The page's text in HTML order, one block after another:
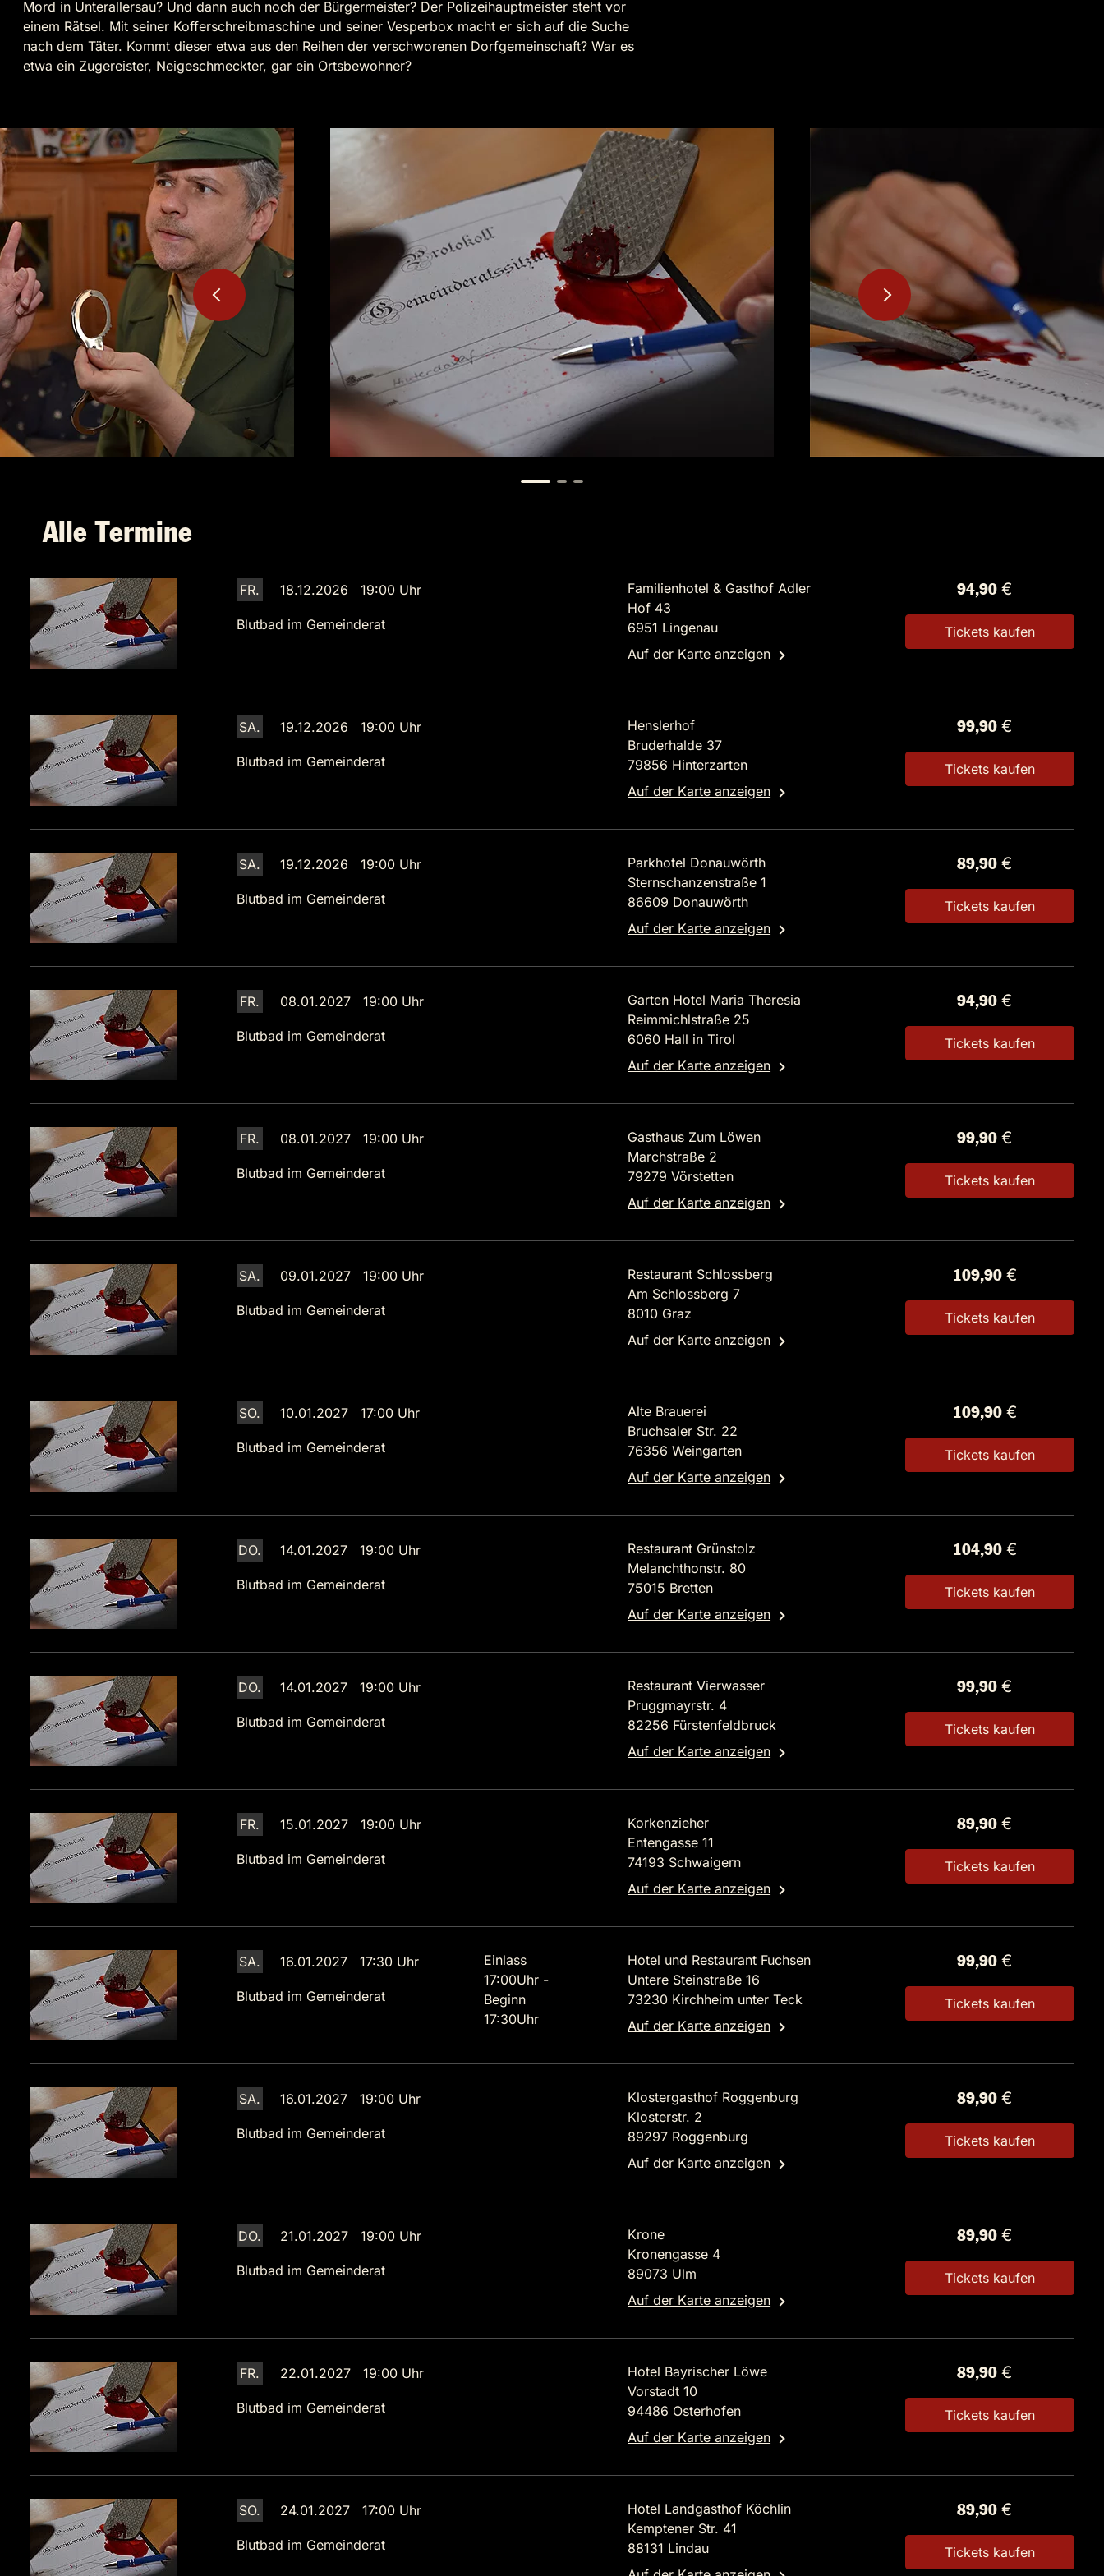
Mord in Unterallersau? Und dann auch noch der Bürgermeister? Der Polizeihauptmeister steht vor
einem Rätsel. Mit seiner Kofferschreibmaschine und seiner Vesperbox macht er sich auf die Suche
nach dem Täter. Kommt dieser etwa aus den Reihen der verschworenen Dorfgemeinschaft? War es
etwa ein Zugereister, Neigeschmeckter, gar ein Ortsbewohner?
Alle Termine
FR. 18.12.2026 19:00 Uhr
Blutbad im Gemeinderat
Familienhotel & Gasthof Adler
Hof 43
6951 Lingenau
Auf der Karte anzeigen
94,90 €
Tickets kaufen
SA. 19.12.2026 19:00 Uhr
Blutbad im Gemeinderat
Henslerhof
Bruderhalde 37
79856 Hinterzarten
Auf der Karte anzeigen
99,90 €
Tickets kaufen
SA. 19.12.2026 19:00 Uhr
Blutbad im Gemeinderat
Parkhotel Donauwörth
Sternschanzenstraße 1
86609 Donauwörth
Auf der Karte anzeigen
89,90 €
Tickets kaufen
FR. 08.01.2027 19:00 Uhr
Blutbad im Gemeinderat
Garten Hotel Maria Theresia
Reimmichlstraße 25
6060 Hall in Tirol
Auf der Karte anzeigen
94,90 €
Tickets kaufen
FR. 08.01.2027 19:00 Uhr
Blutbad im Gemeinderat
Gasthaus Zum Löwen
Marchstraße 2
79279 Vörstetten
Auf der Karte anzeigen
99,90 €
Tickets kaufen
SA. 09.01.2027 19:00 Uhr
Blutbad im Gemeinderat
Restaurant Schlossberg
Am Schlossberg 7
8010 Graz
Auf der Karte anzeigen
109,90 €
Tickets kaufen
SO. 10.01.2027 17:00 Uhr
Blutbad im Gemeinderat
Alte Brauerei
Bruchsaler Str. 22
76356 Weingarten
Auf der Karte anzeigen
109,90 €
Tickets kaufen
DO. 14.01.2027 19:00 Uhr
Blutbad im Gemeinderat
Restaurant Grünstolz
Melanchthonstr. 80
75015 Bretten
Auf der Karte anzeigen
104,90 €
Tickets kaufen
DO. 14.01.2027 19:00 Uhr
Blutbad im Gemeinderat
Restaurant Vierwasser
Pruggmayrstr. 4
82256 Fürstenfeldbruck
Auf der Karte anzeigen
99,90 €
Tickets kaufen
FR. 15.01.2027 19:00 Uhr
Blutbad im Gemeinderat
Korkenzieher
Entengasse 11
74193 Schwaigern
Auf der Karte anzeigen
89,90 €
Tickets kaufen
SA. 16.01.2027 17:30 Uhr
Blutbad im Gemeinderat
Einlass
17:00Uhr -
Beginn
17:30Uhr
Hotel und Restaurant Fuchsen
Untere Steinstraße 16
73230 Kirchheim unter Teck
Auf der Karte anzeigen
99,90 €
Tickets kaufen
SA. 16.01.2027 19:00 Uhr
Blutbad im Gemeinderat
Klostergasthof Roggenburg
Klosterstr. 2
89297 Roggenburg
Auf der Karte anzeigen
89,90 €
Tickets kaufen
DO. 21.01.2027 19:00 Uhr
Blutbad im Gemeinderat
Krone
Kronengasse 4
89073 Ulm
Auf der Karte anzeigen
89,90 €
Tickets kaufen
FR. 22.01.2027 19:00 Uhr
Blutbad im Gemeinderat
Hotel Bayrischer Löwe
Vorstadt 10
94486 Osterhofen
Auf der Karte anzeigen
89,90 €
Tickets kaufen
SO. 24.01.2027 17:00 Uhr
Blutbad im Gemeinderat
Hotel Landgasthof Köchlin
Kemptener Str. 41
88131 Lindau
89,90 €
Tickets kaufen